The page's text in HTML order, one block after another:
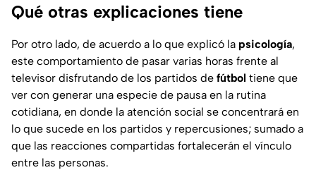
Qué otras explicaciones tiene
Por otro lado, de acuerdo a lo que explicó la psicología,
este comportamiento de pasar varias horas frente al
televisor disfrutando de los partidos de fútbol tiene que
ver con generar una especie de pausa en la rutina
cotidiana, en donde la atención social se concentrará en
lo que sucede en los partidos y repercusiones; sumado a
que las reacciones compartidas fortalecerán el vínculo
entre las personas.